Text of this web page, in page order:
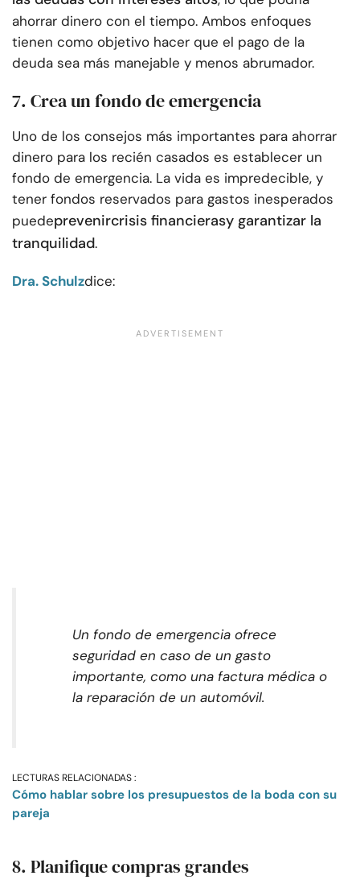
ahorrar dinero con el tiempo. Ambos enfoques
tienen como objetivo hacer que el pago de la
deuda sea más manejable y menos abrumador.
7. Crea un fondo de emergencia
Uno de los consejos más importantes para ahorrar
dinero para los recién casados es establecer un
fondo de emergencia. La vida es impredecible, y
tener fondos reservados para gastos inesperados
puedeprevenircrisis financierasy garantizar la
tranquilidad.
Dra. Schulzdice:
Un fondo de emergencia ofrece
seguridad en caso de un gasto
importante, como una factura médica o
la reparación de un automóvil.
LECTURAS RELACIONADAS :
Cómo hablar sobre los presupuestos de la boda con su
pareja
8. Planifique compras grandes